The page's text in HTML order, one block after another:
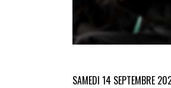
SAMEDI 14 SEPTEMBRE